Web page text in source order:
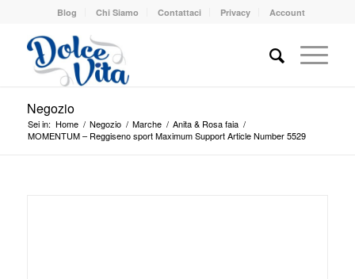
Blog Chi Siamo Contattaci Privacy Account
Negozio
Sei in: Home / Negozio / Marche / Anita & Rosa faia /
MOMENTUM – Reggiseno sport Maximum Support Article Number 5529